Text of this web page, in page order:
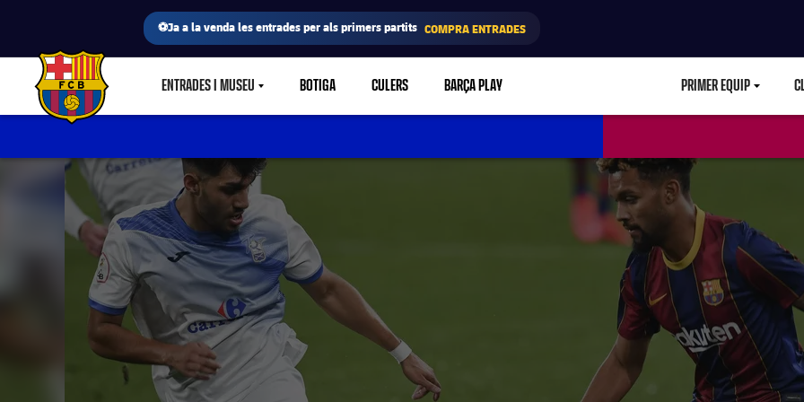
⚽Ja a la venda les entrades per als primers partits COMPRA ENTRADES
FC Barcelona club badge ENTRADES I MUSEULABEL.SHARE.CARETDOWN
BOTIGA CULERS BARÇA PLAY PRIMER EQUIP